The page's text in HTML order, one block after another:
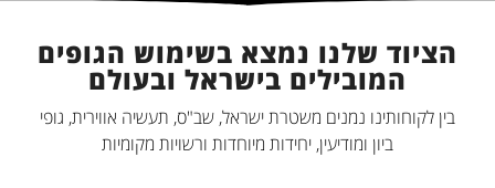
הציוד שלנו נמצא בשימוש הגופים
המובילים בישראל ובעולם
בין לקוחותינו נמנים משטרת ישראל, שב"ס, תעשיה אווירית, גופי
ביון ומודיעין, יחידות מיוחדות ורשויות מקומיות